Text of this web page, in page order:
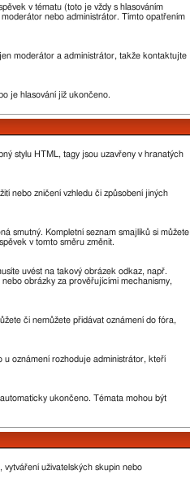
v tématu (toto je vždy s hlasováním
nebo administrátor. Tímto opatřením
moderátor a administrátor, takže kontaktujte
je hlasování již ukončeno.
stylu HTML, tagy jsou uzavřeny v hranatých
nebo zničení vzhledu či způsobení jiných
smutný. Kompletní seznam smajlíků si můžete
v tomto směru změnit.
uvést na takový obrázek odkaz, např.
obrázky za prověřujícími mechanismy,
či nemůžete přidávat oznámení do fóra,
u oznámení rozhoduje administrátor, kteří
ukončeno. Témata mohou být
uživatelských skupin nebo